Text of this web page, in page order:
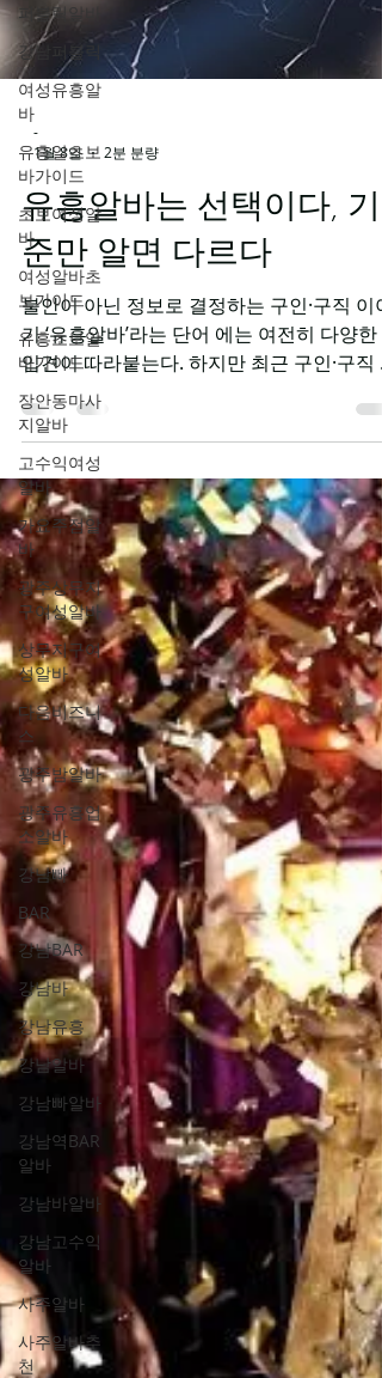
퍼블릭알바
강남퍼블릭
여성유흥알
바
유흥알초보
바가이드
초보여성알
바
여성알바초
보가이드
유흥초보알
바가이드
장안동마사
지알바
고수익여성
알바
가요주점알
바
광주상무지
구여성알바
상무지구여
성알바
다음비즈니
스
광주밤알바
광주유흥업
소알바
강남빠
BAR
강남BAR
강남바
강남유흥
강남알바
강남빠알바
강남역BAR
알바
강남바알바
강남고수익
알바
사주알바
사주알바추
천
-
1월 8일
2분 분량
유흥알바는 선택이다, 기
준만 알면 다르다
불안이 아닌 정보로 결정하는 구인·구직 이야
기 ‘유흥알바’라는 단어 에는 여전히 다양한
입견이 따라붙는다. 하지만 최근 구인·구직
경이 변화하면서 유흥알바는 더 이상 충동적
인 선택이 아닌, 기준을 알고 결정하는 하나
노동 선택지 로 인식되고 있다. 중요한 것은
업 자체가 아니라, 어떤 기준으로 선택하느냐
다. 1. 유흥알바의 핵심은 ‘선택권’이다 과거
는 정보가 제한적이었지만, 현재는 조건 공개
가 표준이 되었다. 유흥알바 근무 시간 명시
여 구조 투명화 업무 범위 사전 안내 이제 유
알바 는 ‘몰라서 하는 일’이 아니라 알고 선택
하는 일 로 바뀌고 있다. 2. 기준이 없으면 불
안하고, 기준이 있으면 다르다 유흥알바를 고
민할 때 가장 중요한 것은 개인 기준이다. ✔
근무 시간 조절 가능 여부 ✔ 수입 목표 설정
감정 노동 범위 ✔ 휴식과 회복 가능성 기준
이 접근하면 부담이 되지만,기준을 세우면 관
리 가능한 일 이 된다. 3. 수입 구